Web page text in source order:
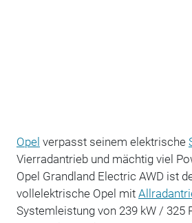
Opel verpasst seinem elektrische
Vierradantrieb und mächtig viel
Opel Grandland Electric AWD ist
vollelektrische Opel mit
Systemleistung von 239 kW / 325